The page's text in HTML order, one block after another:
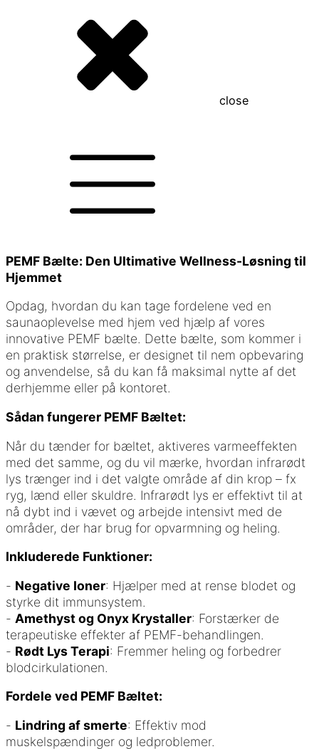
close
PEMF Bælte: Den Ultimative Wellness-Løsning til
Hjemmet
Opdag, hvordan du kan tage fordelene ved en
saunaoplevelse med hjem ved hjælp af vores
innovative PEMF bælte. Dette bælte, som kommer i
en praktisk størrelse, er designet til nem opbevaring
og anvendelse, så du kan få maksimal nytte af det
derhjemme eller på kontoret.
Sådan fungerer PEMF Bæltet:
Når du tænder for bæltet, aktiveres varmeeffekten
med det samme, og du vil mærke, hvordan infrarødt
lys trænger ind i det valgte område af din krop – fx
ryg, lænd eller skuldre. Infrarødt lys er effektivt til at
nå dybt ind i vævet og arbejde intensivt med de
områder, der har brug for opvarmning og heling.
Inkluderede Funktioner:
- Negative Ioner: Hjælper med at rense blodet og
styrke dit immunsystem.
- Amethyst og Onyx Krystaller: Forstærker de
terapeutiske effekter af PEMF-behandlingen.
- Rødt Lys Terapi: Fremmer heling og forbedrer
blodcirkulationen.
Fordele ved PEMF Bæltet:
- Lindring af smerte: Effektiv mod
muskelspændinger og ledproblemer.